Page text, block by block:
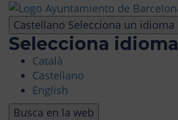
Castellano Selecciona un idioma
Selecciona idioma
Català
Castellano
English
Busca en la web
Pasar
contenido
principal
VISITA
PARQUE DE ATRACCIONES